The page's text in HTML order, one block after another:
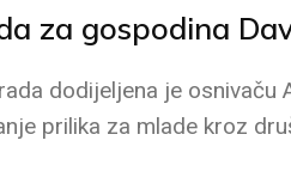
za gospodina
dodijeljena je osnivaču
prilika za mlade kroz